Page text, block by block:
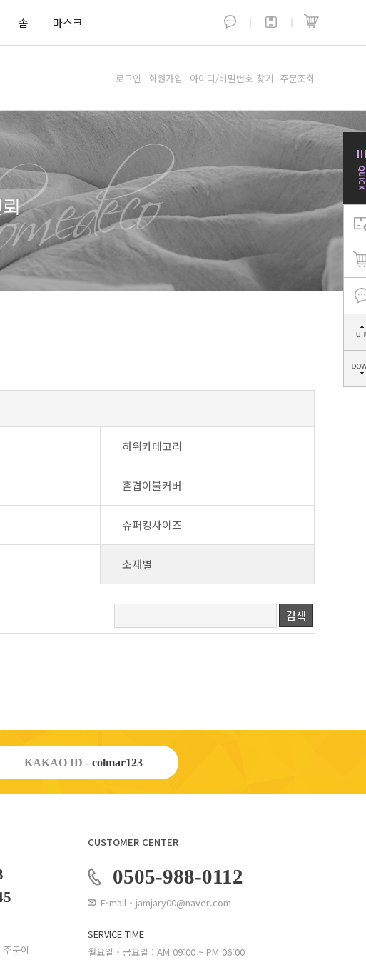
솜 마스크
로그인 회원가입 아이디/비밀번호 찾기 주문조회
하위카테고리
홑겹이불커버
슈퍼킹사이즈
소재별
검색
KAKAO ID - colmar123
문이
CUSTOMER CENTER
0505-988-0112
E-mail - jamjary00@naver.com
SERVICE TIME
월요일 - 금요일 : AM 09:00 ~ PM 06:00